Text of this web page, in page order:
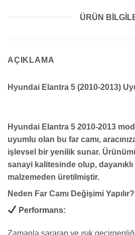
ÜRÜN
AÇIKLAMA
Hyundai Elantra 5 (2010-2013)
Hyundai Elantra 5 2010-2013
uyumlu olan bu far camı,
işlevsel bir yenilik sunar.
sanayi kalitesinde olup,
malzemeden üretilmiştir.
Neden Far Camı Değişimi Yapılır?
Performans:
Zamanla sararan ve ışık